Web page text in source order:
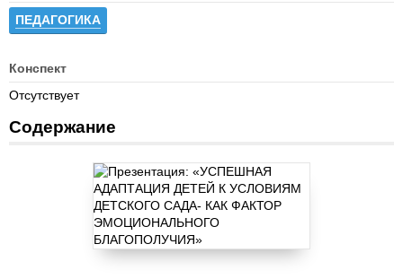
ПЕДАГОГИКА
Конспект
Отсутствует
Содержание